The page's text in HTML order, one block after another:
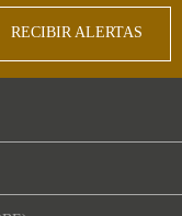
RECIBIR ALERTAS